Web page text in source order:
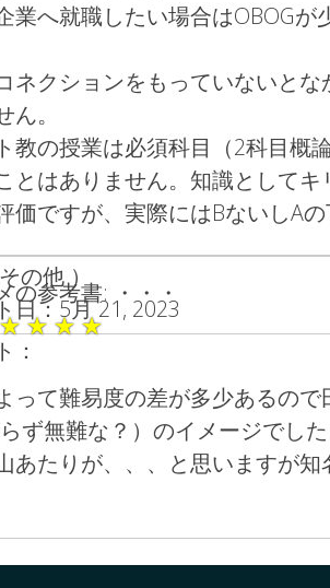
業へ就職したい場合はOBOG
ネクションをもっていないと
ん。
教の授業は必須科目（2科目概
とはありません。知識として
価ですが、実際にはBないしAの
その他 ）
の参考書: ・・・
日：5月 21, 2023
★★ ★ ★
：
って難易度の差が多少あるの
ず無難な？）のイメージでし
あたりが、、、と思いますが